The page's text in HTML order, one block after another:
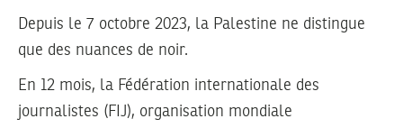
Depuis le 7 octobre 2023, la Palestine ne distingue
que des nuances de noir.
En 12 mois, la Fédération internationale des
journalistes (FIJ), organisation mondiale